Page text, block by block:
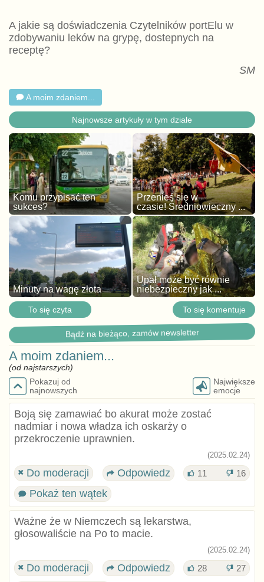
A jakie są doświadczenia Czytelników portElu w
zdobywaniu leków na grypę, dostepnych na
receptę?
SM
A moim zdaniem...
Najnowsze artykuły w tym dziale
Komu przypisać ten
sukces?
Przenieś się w
czasie! Średniowieczny ...
Minuty na wagę złota
Upał może być równie
niebezpieczny jak ...
To się czyta To się komentuje
Bądź na bieżąco, zamów newsletter
A moim zdaniem...
(od najstarszych)
Pokazuj od
najnowszych
Największe
emocje
Boją się zamawiać bo akurat może zostać
nadmiar i nowa władza ich oskarży o
przekroczenie uprawnien.
(2025.02.24)
Do moderacji Odpowiedz 11 16
Pokaż ten wątek
Ważne że w Niemczech są lekarstwa,
głosowaliście na Po to macie.
(2025.02.24)
Do moderacji Odpowiedz 28 27